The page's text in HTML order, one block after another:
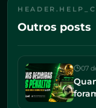
Outros posts
07